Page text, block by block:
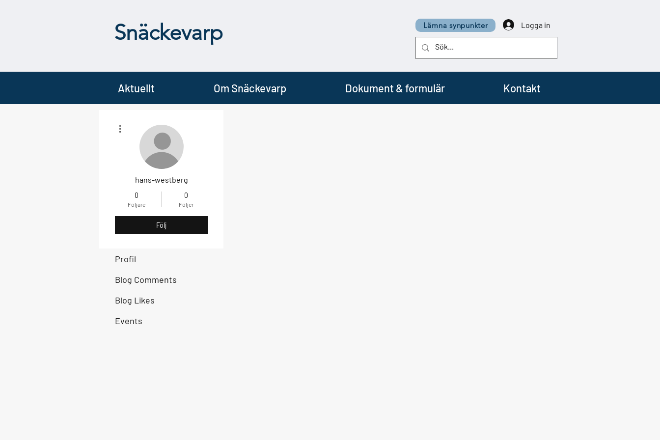
Snäckevarp Logga in
Lämna synpunkter
Aktuellt Om Snäckevarp Dokument & formulär Kontakt
hans-westberg
0
Följare
0
Följer
Följ
Profil
Blog Comments
Blog Likes
Events